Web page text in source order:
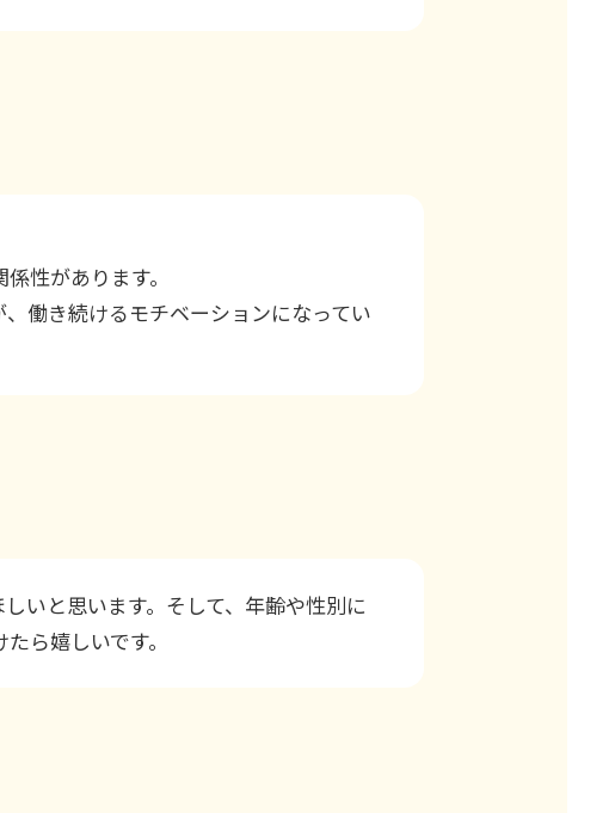
性があります。
働き続けるモチベーションになってい
いと思います。そして、年齢や性別に
ら嬉しいです。